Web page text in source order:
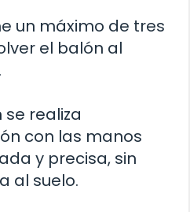
un máximo de tres
el balón al
se realiza
con las manos
y precisa, sin
al suelo.